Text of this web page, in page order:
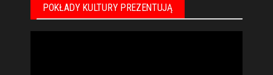
POKŁADY KULTURY PREZENTUJĄ